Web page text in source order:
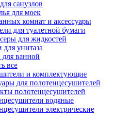
санузлов
для моек
комнат и аксессуары
для туалетной бумаги
для жидкостей
унитаза
для ванной
все
и комплектующие
для полотенцесушителей
полотенцесушителей
водяные
электрические